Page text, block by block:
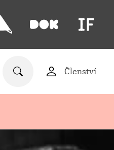
Členství